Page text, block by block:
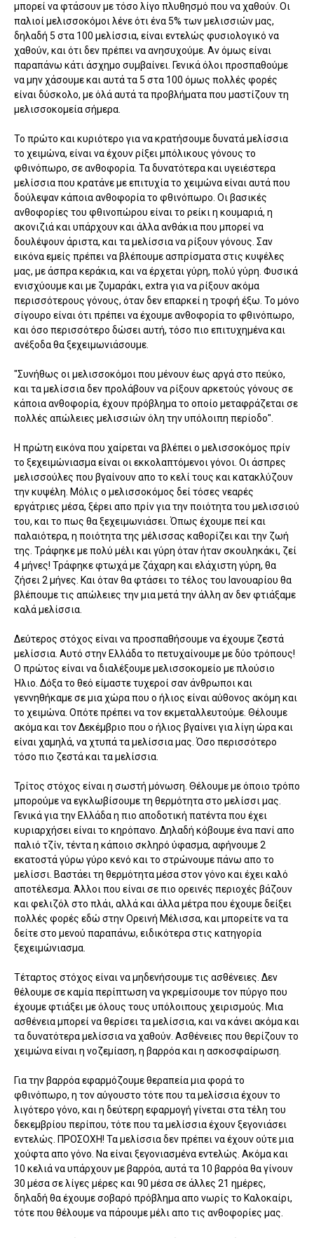
μπορεί να φτάσουν με τόσο λίγο πλυθησμό που να χαθούν. Οι
παλιοί μελισσοκόμοι λένε ότι ένα 5% των μελισσιών μας,
δηλαδή 5 στα 100 μελίσσια, είναι εντελώς φυσιολογικό να
χαθούν, και ότι δεν πρέπει να ανησυχούμε. Αν όμως είναι
παραπάνω κάτι άσχημο συμβαίνει. Γενικά όλοι προσπαθούμε
να μην χάσουμε και αυτά τα 5 στα 100 όμως πολλές φορές
είναι δύσκολο, με όλά αυτά τα προβλήματα που μαστίζουν τη
μελισσοκομεία σήμερα.
Το πρώτο και κυριότερο για να κρατήσουμε δυνατά μελίσσια
το χειμώνα, είναι να έχουν ρίξει μπόλικους γόνους το
φθινόπωρο, σε ανθοφορία. Τα δυνατότερα και υγειέστερα
μελίσσια που κρατάνε με επιτυχία το χειμώνα είναι αυτά που
δούλεψαν κάποια ανθοφορία το φθινόπωρο. Οι βασικές
ανθοφορίες του φθινοπώρου είναι το ρείκι η κουμαριά, η
ακονιζιά και υπάρχουν και άλλα ανθάκια που μπορεί να
δουλέψουν άριστα, και τα μελίσσια να ρίξουν γόνους. Σαν
εικόνα εμείς πρέπει να βλέπουμε ασπρίσματα στις κυψέλες
μας, με άσπρα κεράκια, και να έρχεται γύρη, πολύ γύρη. Φυσικά
ενισχύουμε και με ζυμαράκι, extra για να ρίξουν ακόμα
περισσότερους γόνους, όταν δεν επαρκεί η τροφή έξω. Το μόνο
σίγουρο είναι ότι πρέπει να έχουμε ανθοφορία το φθινόπωρο,
και όσο περισσότερο δώσει αυτή, τόσο πιο επιτυχημένα και
ανέξοδα θα ξεχειμωνιάσουμε.
"Συνήθως οι μελισσοκόμοι που μένουν έως αργά στο πεύκο,
και τα μελίσσια δεν προλάβουν να ρίξουν αρκετούς γόνους σε
κάποια ανθοφορία, έχουν πρόβλημα το οποίο μεταφράζεται σε
πολλές απώλειες μελισσιών όλη την υπόλοιπη περίοδο".
Η πρώτη εικόνα που χαίρεται να βλέπει ο μελισσοκόμος πρίν
το ξεχειμώνιασμα είναι οι εκκολαπτόμενοι γόνοι. Οι άσπρες
μελισσούλες που βγαίνουν απο το κελί τους και κατακλύζουν
την κυψέλη. Μόλις ο μελισσοκόμος δεί τόσες νεαρές
εργάτριες μέσα, ξέρει απο πρίν για την ποιότητα του μελισσιού
του, και το πως θα ξεχειμωνιάσει. Όπως έχουμε πεί και
παλαιότερα, η ποιότητα της μέλισσας καθορίζει και την ζωή
της. Τράφηκε με πολύ μέλι και γύρη όταν ήταν σκουληκάκι, ζεί
4 μήνες! Τράφηκε φτωχά με ζάχαρη και ελάχιστη γύρη, θα
ζήσει 2 μήνες. Και όταν θα φτάσει το τέλος του Ιανουαρίου θα
βλέπουμε τις απώλειες την μια μετά την άλλη αν δεν φτιάξαμε
καλά μελίσσια.
Δεύτερος στόχος είναι να προσπαθήσουμε να έχουμε ζεστά
μελίσσια. Αυτό στην Ελλάδα το πετυχαίνουμε με δύο τρόπους!
Ο πρώτος είναι να διαλέξουμε μελισσοκομείο με πλούσιο
Ήλιο. Δόξα το θεό είμαστε τυχεροί σαν άνθρωποι και
γεννηθήκαμε σε μια χώρα που ο ήλιος είναι αύθονος ακόμη και
το χειμώνα. Οπότε πρέπει να τον εκμεταλλευτούμε. Θέλουμε
ακόμα και τον Δεκέμβριο που ο ήλιος βγαίνει για λίγη ώρα και
είναι χαμηλά, να χτυπά τα μελίσσια μας. Όσο περισσότερο
τόσο πιο ζεστά και τα μελίσσια.
Τρίτος στόχος είναι η σωστή μόνωση. Θέλουμε με όποιο τρόπο
μπορούμε να εγκλωβίσουμε τη θερμότητα στο μελίσσι μας.
Γενικά για την Ελλάδα η πιο αποδοτική πατέντα που έχει
κυριαρχήσει είναι το κηρόπανο. Δηλαδή κόβουμε ένα πανί απο
παλιό τζίν, τέντα η κάποιο σκληρό ύφασμα, αφήνουμε 2
εκατοστά γύρω γύρο κενό και το στρώνουμε πάνω απο το
μελίσσι. Βαστάει τη θερμότητα μέσα στον γόνο και έχει καλό
αποτέλεσμα. Άλλοι που είναι σε πιο ορεινές περιοχές βάζουν
και φελιζόλ στο πλάι, αλλά και άλλα μέτρα που έχουμε δείξει
πολλές φορές εδώ στην Ορεινή Μέλισσα, και μπορείτε να τα
δείτε στο μενού παραπάνω, ειδικότερα στις κατηγορία
ξεχειμώνιασμα.
Τέταρτος στόχος είναι να μηδενήσουμε τις ασθένειες. Δεν
θέλουμε σε καμία περίπτωση να γκρεμίσουμε τον πύργο που
έχουμε φτιάξει με όλους τους υπόλοιπους χειρισμούς. Μια
ασθένεια μπορεί να θερίσει τα μελίσσια, και να κάνει ακόμα και
τα δυνατότερα μελίσσια να χαθούν. Ασθένειες που θερίζουν το
χειμώνα είναι η νοζεμίαση, η βαρρόα και η ασκοσφαίρωση.
Για την βαρρόα εφαρμόζουμε θεραπεία μια φορά το
φθινόπωρο, η τον αύγουστο τότε που τα μελίσσια έχουν το
λιγότερο γόνο, και η δεύτερη εφαρμογή γίνεται στα τέλη του
δεκεμβρίου περίπου, τότε που τα μελίσσια έχουν ξεγονιάσει
εντελώς. ΠΡΟΣΟΧΗ! Τα μελίσσια δεν πρέπει να έχουν ούτε μια
χούφτα απο γόνο. Να είναι ξεγονιασμένα εντελώς. Ακόμα και
10 κελιά να υπάρχουν με βαρρόα, αυτά τα 10 βαρρόα θα γίνουν
30 μέσα σε λίγες μέρες και 90 μέσα σε άλλες 21 ημέρες,
δηλαδή θα έχουμε σοβαρό πρόβλημα απο νωρίς το Καλοκαίρι,
τότε που θέλουμε να πάρουμε μέλι απο τις ανθοφορίες μας.